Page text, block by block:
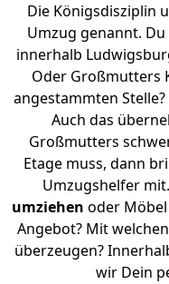
Die Königsdisziplin
Umzug genannt.
innerhalb
Oder Großmutters
angestammten
Auch das
Großmutters
Etage muss, dann
Umzugshelfer
umziehen oder
Angebot? Mit
überzeugen?
wir Dein